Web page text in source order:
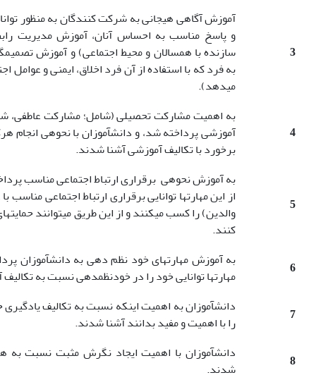
3
آموزش آگاهی هیجانی به شرکت کنندگان به منظور
و پاسخ مناسب به احساس آنان، آموزش مدیریت
سازنده با همسالان و محیط اجتماعی) و آموزش
به فرد که با استفاده از آن فرد اخلاق، ایمنی و عوامل
می­دهد).
4
به اهمیت مشارکت تحصیلی (شامل؛ مشارکت عاطفی،
آموزشی پرداخته شد، و دانش­آموزان با نحوه­ی انجام
برخورد با تکالیف آموزشی آشنا شدند.
5
به آموزش نحوه­ی برقراری ارتباط اجتماعی مناسب
از این مهارت­ها توانایی برقراری ارتباط اجتماعی
والدین) را کسب می­کنند و از این طریق می­توانند
کنند.
6
به آموزش مهارت­های خود نظم دهی به دانش­آموزان
مهارت­ها توانایی خود را در خودنظم­دهی نسبت به
7
دانش­آموزان به اهمیت این­که نسبت به تکالیف
را با اهمیت و مفید بدانند آشنا شدند.
8
دانش­آموزان با اهمیت ایجاد نگرش مثبت نسبت به
شدند.